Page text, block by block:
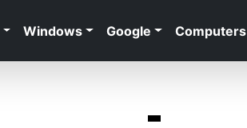
Windows Google Computers